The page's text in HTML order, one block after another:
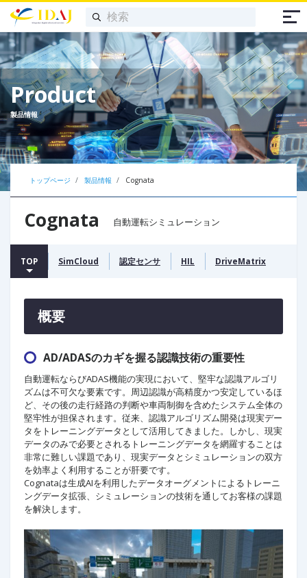
Product
製品情報
トップページ 製品情報 Cognata
Cognata 自動運転シミュレーション
TOP SimCloud 認定センサ HIL DriveMatrix
概要
AD/ADASのカギを握る認識技術の重要性
自動運転ならびADAS機能の実現において、堅牢な認識アルゴリ
ズムは不可欠な要素です。周辺認識が高精度かつ安定しているほ
ど、その後の走行経路の判断や車両制御を含めたシステム全体の
堅牢性が担保されます。従来、認識アルゴリズム開発は現実デー
タをトレーニングデータとして活用してきました。しかし、現実
データのみで必要とされるトレーニングデータを網羅することは
非常に難しい課題であり、現実データとシミュレーションの双方
を効率よく利用することが肝要です。
Cognataは生成AIを利用したデータオーグメントによるトレーニ
ングデータ拡張、シミュレーションの技術を通してお客様の課題
を解決します。